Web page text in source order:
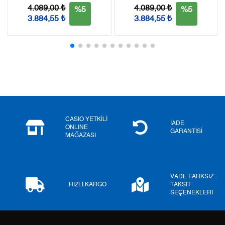
Tek Çekim 0,00 ₺
0,00 ₺
4.089,00 ₺
3.884,55 ₺
%5
4.089,00 ₺
3.884,55 ₺
%5
CASIO YETKİLİ
ONLINE
MAĞAZASI
İADE
GARANTİSİ
HIZLI KARGO
VADE FARKSIZ
TAKSİT
SEÇENEKLERİ